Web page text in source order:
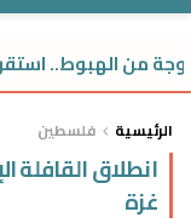
الهبوط.. استقرار
الرئيسية فلسطين
غزة